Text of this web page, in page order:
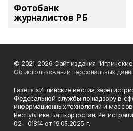
Фотобанк
журналистов РБ
© 2021-2026 Сайт издания
Об использовании персональных
Газета «Иглинские вести»
Федеральной службы по надзору в
информационных технологий и
Республике Башкортостан.
02 - 01814 от 19.05.2025 г.